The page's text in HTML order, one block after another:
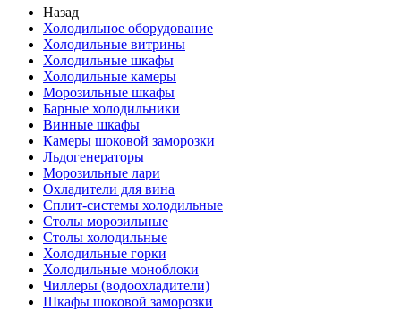
Назад
Холодильное оборудование
Холодильные витрины
Холодильные шкафы
Холодильные камеры
Морозильные шкафы
Барные холодильники
Винные шкафы
Камеры шоковой заморозки
Льдогенераторы
Морозильные лари
Охладители для вина
Сплит-системы холодильные
Столы морозильные
Столы холодильные
Холодильные горки
Холодильные моноблоки
Чиллеры (водоохладители)
Шкафы шоковой заморозки